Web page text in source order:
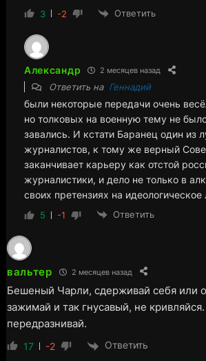
3 -2 Ответить
Александр 2 месяцев назад
Ответить на Геннадий
были некоторые передачи очень
но толковых на военную тему не
завались. И кстати Баранец один из
журналистов, к тому же верный
заканчивает карьеру как отстой
журналистики, и дело не только в
своих претензиях на идеологическое
5 -1 Ответить
вальтер 2 месяцев назад
Бешеный Чарли, сдерживай себя или
зажимай и так гнусавый, не
передразнивай.
17 -2 Ответить